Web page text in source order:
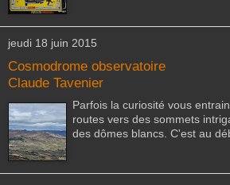
jeudi 18 juin 2015
Cosmodrome observatoire
Claude Tavenier
Parfois la curiosité vous
routes vers des sommets
des dômes blancs. C'est au